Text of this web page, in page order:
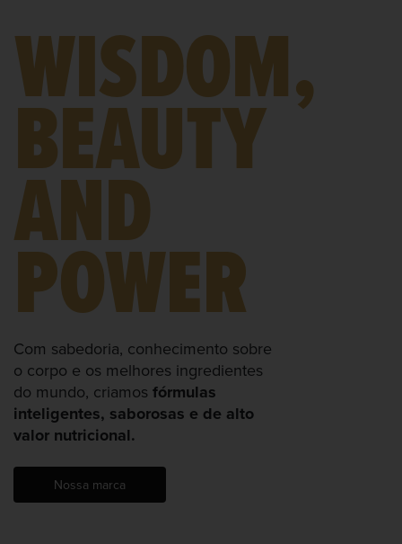
WISDOM,
BEAUTY
AND
POWER
Com sabedoria, conhecimento sobre
o corpo e os melhores ingredientes
do mundo, criamos fórmulas
inteligentes, saborosas e de alto
valor nutricional.
Nossa marca